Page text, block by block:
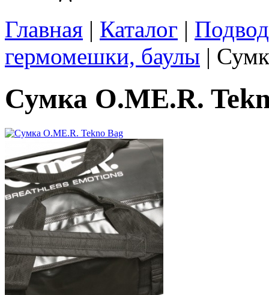
Главная | Каталог |
гермомешки, баулы |
Сумка O.ME.R.